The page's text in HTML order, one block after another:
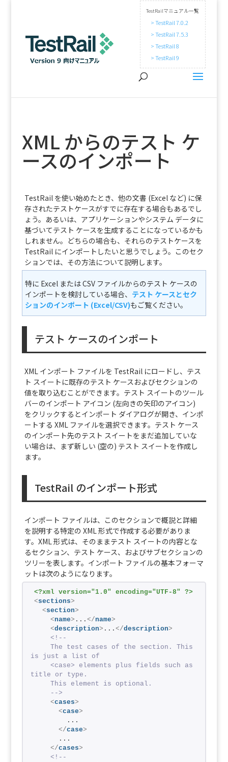
TestRailマニュアル一覧
> TestRail 7.0.2
> TestRail 7.5.3
> TestRail 8
> TestRail 9
XML からのテスト ケ
ースのインポート
TestRail を使い始めたとき、他の文書 (Excel など) に保
存されたテストケースがすでに存在する場合もあるでし
ょう。あるいは、アプリケーションやシステム データに
基づいてテスト ケースを生成することになっているかも
しれません。どちらの場合も、それらのテストケースを
TestRail にインポートしたいと思うでしょう。このセク
ションでは、その方法について説明します。
特に Excel または CSV ファイルからのテスト ケースの
インポートを検討している場合、 テスト ケースとセク
ションのインポート (Excel/CSV)もご覧ください。
テスト ケースのインポート
XML インポート ファイルを TestRail にロードし、テス
ト スイートに既存のテスト ケースおよびセクションの
値を取り込むことができます。テスト スイートのツール
バーのインポート アイコン (左向きの矢印のアイコン)
をクリックするとインポート ダイアログが開き、インポ
ートする XML ファイルを選択できます。テスト ケース
のインポート先のテスト スイートをまだ追加していな
い場合は、まず新しい (空の) テスト スイートを作成し
ます。
TestRail のインポート形式
インポート ファイルは、このセクションで概説と詳細
を説明する特定の XML 形式で作成する必要がありま
す。XML 形式は、そのままテスト スイートの内容とな
るセクション、テスト ケース、およびサブセクションの
ツリーを表します。インポート ファイルの基本フォーマ
ットは次のようになります。
<?xml version="1.0" encoding="UTF-8" ?>
<sections>
<section>
<name> ... </name>
<description> ... </description>
<!--
    The test cases of the section. This
is just a list of
    <case> elements plus fields such as
title or type.
    This element is optional.
    -->
<cases>
<case>
        ...
</case>
      ...
</cases>
<!--